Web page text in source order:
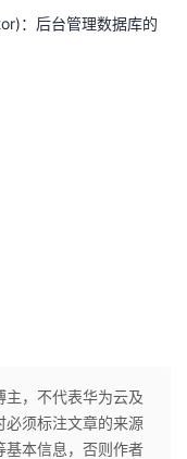
：后台管理数据库的
主，不代表华为云及
必须标注文章的来源
基本信息，否则作者